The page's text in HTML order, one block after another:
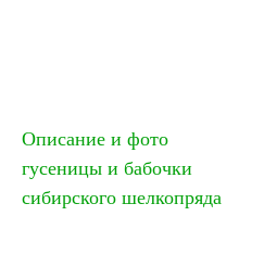
Описание и фото
гусеницы и бабочки
сибирского шелкопряда